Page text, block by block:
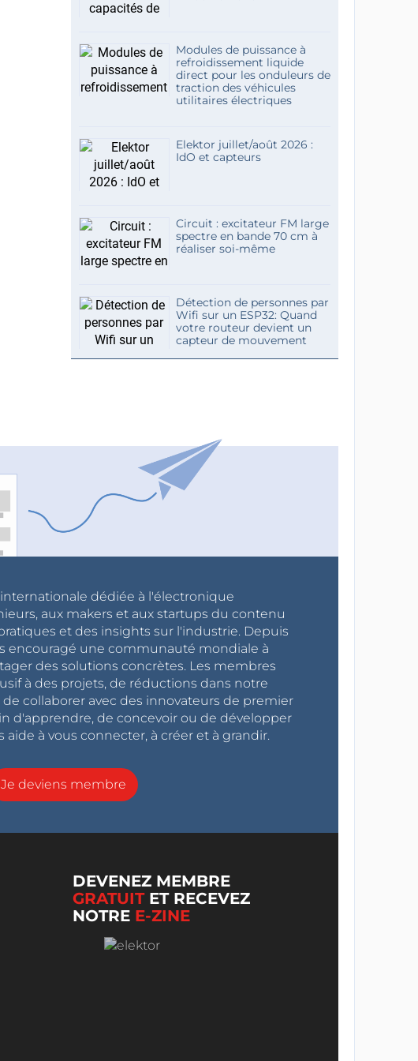
Modules de puissance à
refroidissement liquide
direct pour les onduleurs de
traction des véhicules
utilitaires électriques
Elektor juillet/août 2026 :
IdO et capteurs
Circuit : excitateur FM large
spectre en bande 70 cm à
réaliser soi-même
Détection de personnes par
Wifi sur un ESP32: Quand
votre routeur devient un
capteur de mouvement
dédiée à l'électronique
aux makers et aux startups du contenu
et des insights sur l'industrie. Depuis
encouragé une communauté mondiale à
des solutions concrètes. Les membres
à des projets, de réductions dans notre
collaborer avec des innovateurs de premier
d'apprendre, de concevoir ou de développer
à vous connecter, à créer et à grandir.
Je deviens membre
DEVENEZ MEMBRE
GRATUITET RECEVEZ
NOTRE E-ZINE